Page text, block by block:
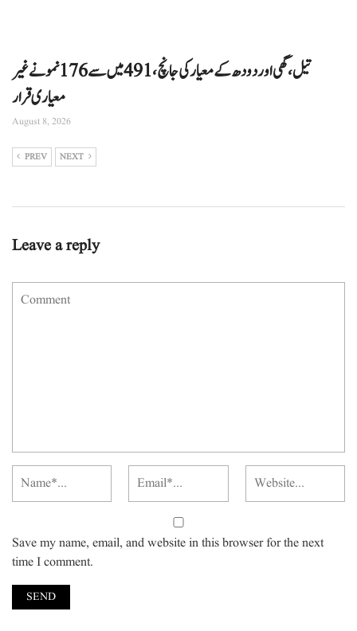
تیل، گھی اور دودھ کے معیار کی جانچ، 491 میں سے 176 نمونے غیر
معیاری قرار
August 8, 2026
PREV NEXT
Leave a reply
Save my name, email, and website in this browser for the next
time I comment.